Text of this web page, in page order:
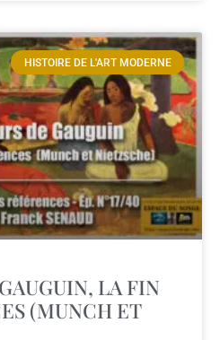
HISTOIRE DE L'ART MODERNE
LA FIN
(MUNCH ET